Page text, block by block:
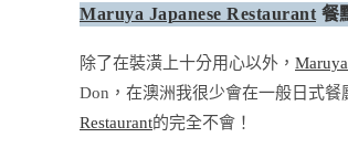
Maruya Japanese Restaurant 餐
除了在裝潢上十分用心以外，
Don，在澳洲我很少會在一般日式
Restaurant的完全不會！